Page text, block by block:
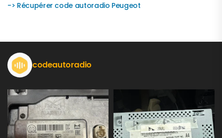
-> Récupérer code autoradio Peugeot
codeautoradio